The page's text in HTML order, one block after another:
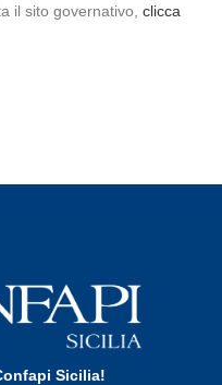
il sito governativo, clicca
Sicilia!